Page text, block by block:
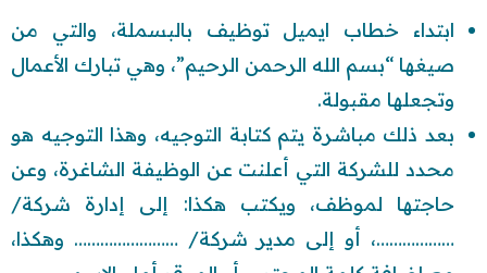
ابتداء خطاب ايميل توظيف بالبسملة، والتي من
صيغها “بسم الله الرحمن الرحيم”، وهي تبارك الأعمال
وتجعلها مقبولة.
بعد ذلك مباشرة يتم كتابة التوجيه، وهذا التوجيه هو
محدد للشركة التي أعلنت عن الوظيفة الشاغرة، وعن
حاجتها لموظف، ويكتب هكذا: إلى إدارة شركة/
………………، أو إلى مدير شركة/ …………………… وهكذا،